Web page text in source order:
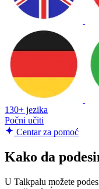
130+ jezika
Počni učiti
Centar za pomoć
Kako da
U Talkpalu možete